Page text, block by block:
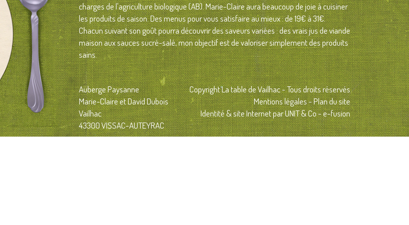
charges de l'agriculture biologique (AB). Marie-Claire aura beaucoup de joie à cuisiner
les produits de saison.Des menuspour vous satisfaire au mieux : de 19€ à 31€.
Chacun suivant son goût pourra découvrir des saveurs variées : des vrais jus de viande
maison aux sauces sucré-salé, mon objectif est de valoriser simplement des produits
sains.
Auberge Paysanne
Marie-Claire ​et David Dubois
Vailhac
43300 VISSAC-AUTEYRAC
Copyright La table de Vailhac - Tous droits réservés
Mentions légales-Plan du site
Identité & site Internet parUNIT & Co - e-fusion